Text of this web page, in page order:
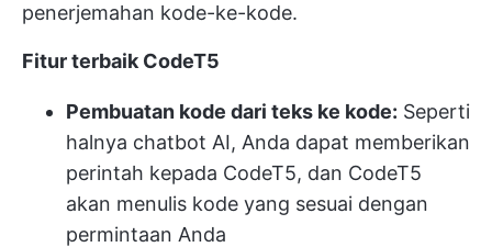
penerjemahan kode-ke-kode.
Fitur terbaik CodeT5
Pembuatan kode dari teks ke kode: Seperti
halnya chatbot AI, Anda dapat memberikan
perintah kepada CodeT5, dan CodeT5
akan menulis kode yang sesuai dengan
permintaan Anda